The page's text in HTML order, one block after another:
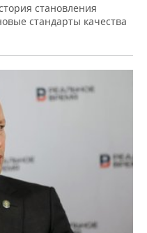
становления
стандарты качества